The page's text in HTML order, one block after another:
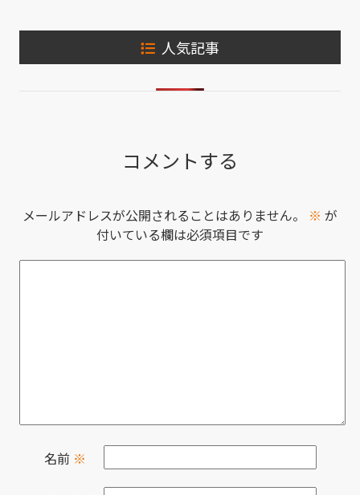
人気記事
コメントする
メールアドレスが公開されることはありません。 ※ が
付いている欄は必須項目です
名前 ※